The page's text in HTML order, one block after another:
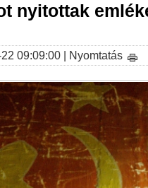
nyitottak
09:09:00 | Nyomtatás